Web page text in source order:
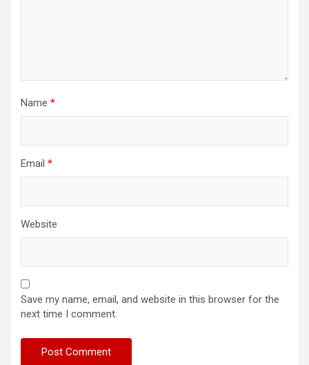
Name *
Email *
Website
Save my name, email, and website in this browser for the
next time I comment.